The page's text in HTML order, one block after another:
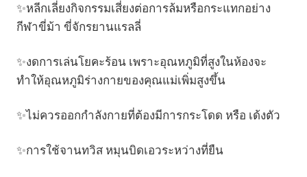
✨หลีกเลี่ยงกิจกรรมเสี่ยงต่อการล้มหรือกระแทกอย่าง
กีฬาขี่ม้า ขี่จักรยานแรลลี่
✨งดการเล่นโยคะร้อน เพราะอุณหภูมิที่สูงในห้องจะ
ทำให้อุณหภูมิร่างกายของคุณแม่เพิ่มสูงขึ้น
✨ไม่ควรออกกำลังกายที่ต้องมีการกระโดด หรือ เด้งตัว
✨การใช้จานทวิส หมุนบิดเอวระหว่างที่ยืน